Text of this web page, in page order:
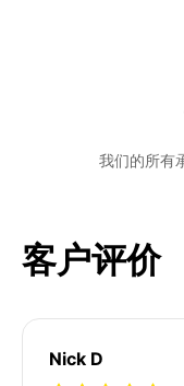
我们的所有
客户评价
Nick D